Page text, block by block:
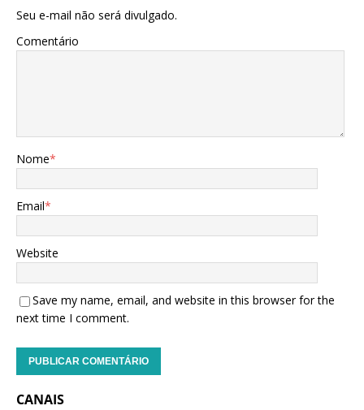
Seu e-mail não será divulgado.
Comentário
Nome*
Email*
Website
Save my name, email, and website in this browser for the
next time I comment.
CANAIS